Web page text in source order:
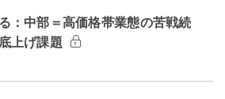
：中部＝高価格帯業態の苦戦続
上げ課題